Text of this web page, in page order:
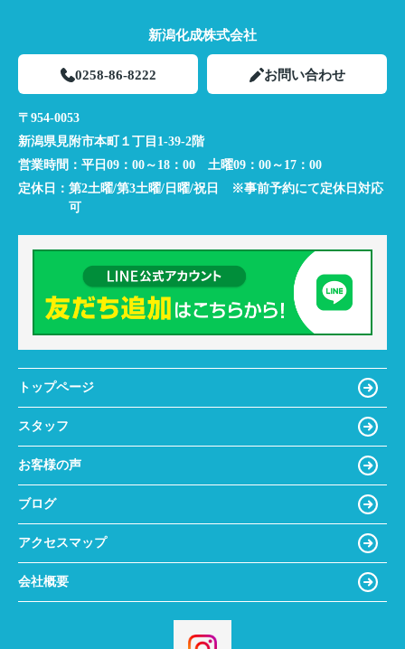
新潟化成株式会社
0258-86-8222 お問い合わせ
〒954-0053
新潟県見附市本町１丁目1-39-2階
営業時間： 平日09：00～18：00 土曜09：00～17：00
定休日： 第2土曜/第3土曜/日曜/祝日 ※事前予約にて定休日対応
可
トップページ
スタッフ
お客様の声
ブログ
アクセスマップ
会社概要